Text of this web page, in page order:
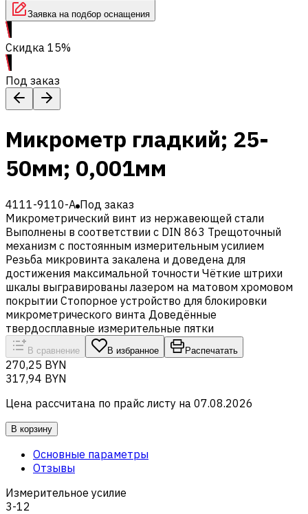
Заявка на подбор оснащения
Скидка 15%
Под заказ
Микрометр гладкий; 25-
50мм; 0,001мм
4111-9110-A Под заказ
Микрометрический винт из нержавеющей стали
Выполнены в соответствии с DIN 863 Трещоточный
механизм с постоянным измерительным усилием
Резьба микровинта закалена и доведена для
достижения максимальной точности Чёткие штрихи
шкалы выгравированы лазером на матовом хромовом
покрытии Стопорное устройство для блокировки
микрометрического винта Доведённые
твердосплавные измерительные пятки
В сравнение В избранное Распечатать
270,25 BYN
317,94 BYN
Цена рассчитана по прайс листу на 07.08.2026
В корзину
Основные параметры
Отзывы
Измерительное усилие
3-12